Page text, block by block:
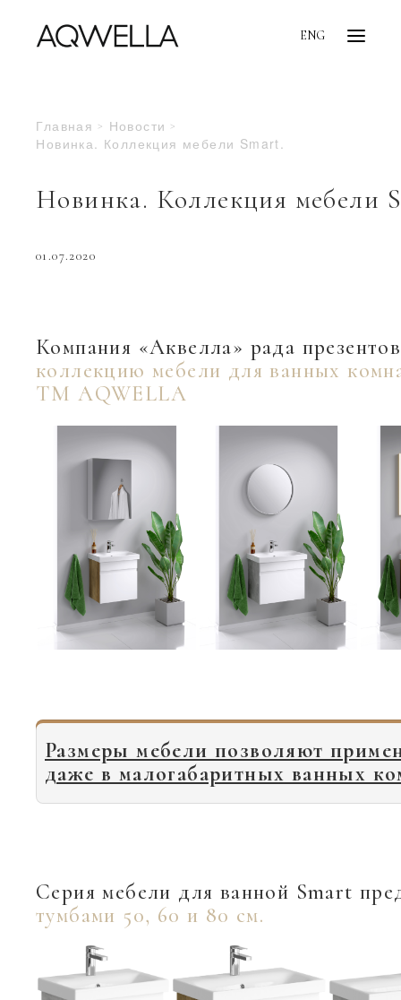
ENG
Главная
Новости
Новинка. Коллекция мебели Smart.
Новинка. Коллекция мебели
01.07.2020
Компания «Аквелла» рада
коллекцию мебели для ванных
TM AQWELLA
Размеры мебели позволяют
даже в малогабаритных ванных
Серия мебели для ванной Smart
тумбами 50, 60 и 80 см.